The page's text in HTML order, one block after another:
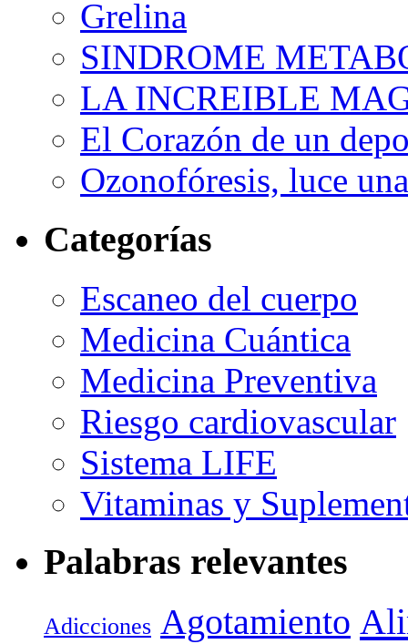
Grelina
SINDROME
LA INCREIBLE
El Corazón de un
Ozonofóresis, luce
Categorías
Escaneo del cuerpo
Medicina Cuántica
Medicina Preventiva
Riesgo cardiovascular
Sistema LIFE
Vitaminas y
Palabras relevantes
Adicciones Agotamiento